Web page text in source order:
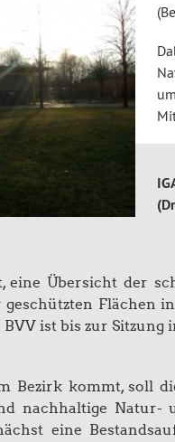
eine Übersicht der
Flächen
ist bis zur Sitzung
Bezirk kommt, soll
nachhaltige Natur-
eine